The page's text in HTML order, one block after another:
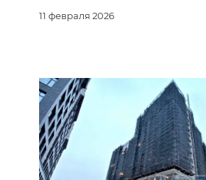
11 февраля 2026